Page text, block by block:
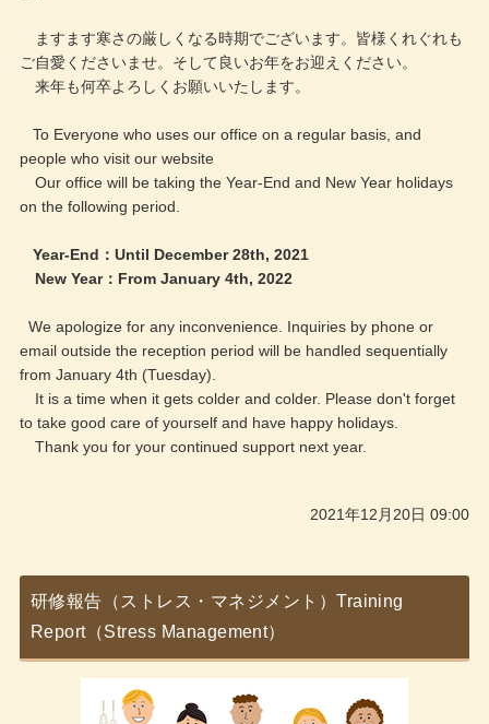
ますます寒さの厳しくなる時期でございます。皆様くれぐれも
ご自愛くださいませ。そして良いお年をお迎えください。
来年も何卒よろしくお願いいたします。
To Everyone who uses our office on a regular basis, and
people who visit our website
Our office will be taking the Year-End and New Year holidays
on the following period.
Year-End：Until December 28th, 2021
New Year：From January 4th, 2022
We apologize for any inconvenience. Inquiries by phone or
email outside the reception period will be handled sequentially
from January 4th (Tuesday).
It is a time when it gets colder and colder. Please don't forget
to take good care of yourself and have happy holidays.
Thank you for your continued support next year.
2021年12月20日 09:00
研修報告（ストレス・マネジメント）Training
Report（Stress Management）